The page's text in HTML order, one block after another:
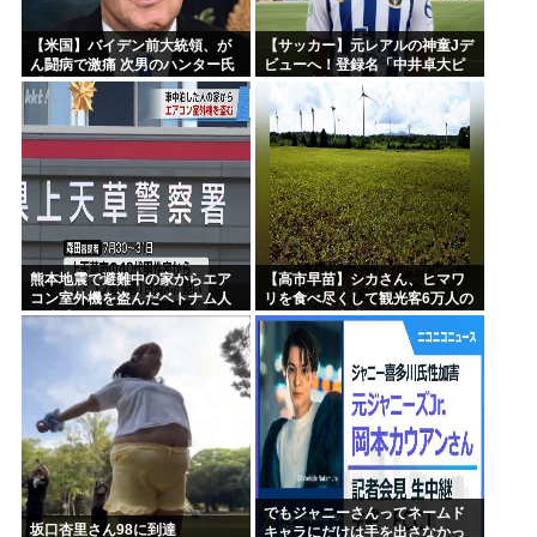
【米国】バイデン前大統領、が
ん闘病で激痛 次男のハンター氏
「見ていてとてもつらい」
【サッカー】元レアルの神童Jデ
ビューへ！登録名「中井卓大ピ
ピ」日本初挑戦の22歳今治MFが
開幕戦に先発
熊本地震で避難中の家からエア
コン室外機を盗んだベトナム人
を逮捕
【高市早苗】シカさん、ヒマワ
リを食べ尽くして観光客6万人の
イベントが中止になる…さらに
コスモス畑も食べ尽くす
坂口杏里さん98に到達
でもジャニーさんってネームド
キャラにだけは手を出さなかっ